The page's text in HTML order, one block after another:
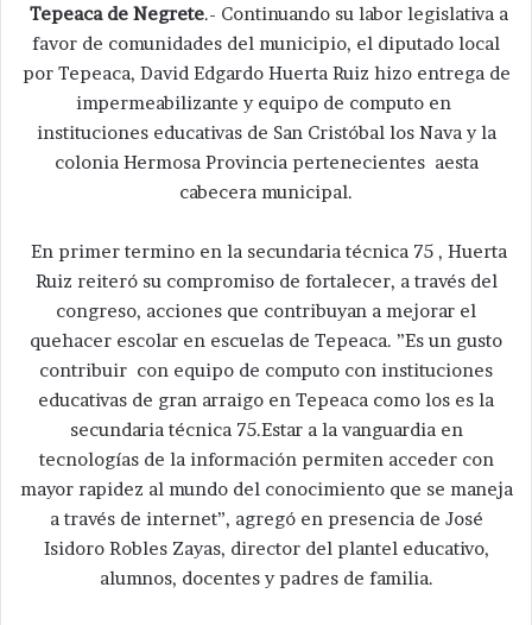
Tepeaca de Negrete.- Continuando su labor legislativa a
favor de comunidades del municipio, el diputado local
por Tepeaca, David Edgardo Huerta Ruiz hizo entrega de
impermeabilizante y equipo de computo en
instituciones educativas de San Cristóbal los Nava y la
colonia Hermosa Provincia pertenecientes aesta
cabecera municipal.
En primer termino en la secundaria técnica 75 , Huerta
Ruiz reiteró su compromiso de fortalecer, a través del
congreso, acciones que contribuyan a mejorar el
quehacer escolar en escuelas de Tepeaca. ”Es un gusto
contribuir con equipo de computo con instituciones
educativas de gran arraigo en Tepeaca como los es la
secundaria técnica 75.Estar a la vanguardia en
tecnologías de la información permiten acceder con
mayor rapidez al mundo del conocimiento que se maneja
a través de internet”, agregó en presencia de José
Isidoro Robles Zayas, director del plantel educativo,
alumnos, docentes y padres de familia.